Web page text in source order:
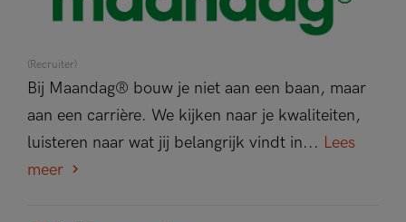
(Recruiter)
Bij Maandag® bouw je niet aan een baan, maar
aan een carrière. We kijken naar je kwaliteiten,
luisteren naar wat jij belangrijk vindt in... Lees
meer